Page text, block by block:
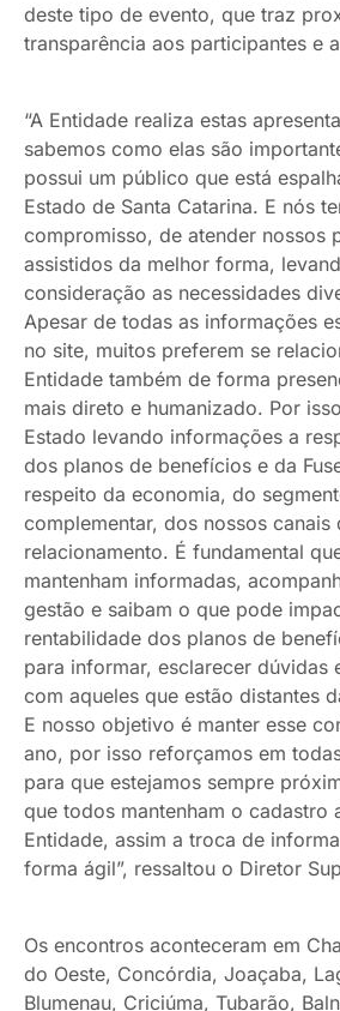
deste tipo de evento, que traz
transparência aos participantes e
“A Entidade realiza estas
sabemos como elas são
possui um público que está
Estado de Santa Catarina. E nós
compromisso, de atender nossos
assistidos da melhor forma,
consideração as necessidades
Apesar de todas as informações
no site, muitos preferem se
Entidade também de forma
mais direto e humanizado. Por
Estado levando informações a
dos planos de benefícios e da
respeito da economia, do
complementar, dos nossos canais
relacionamento. É fundamental
mantenham informadas,
gestão e saibam o que pode
rentabilidade dos planos de
para informar, esclarecer dúvidas
com aqueles que estão distantes
E nosso objetivo é manter esse
ano, por isso reforçamos em
para que estejamos sempre
que todos mantenham o cadastro
Entidade, assim a troca de
forma ágil”, ressaltou o Diretor
Os encontros aconteceram em
do Oeste, Concórdia, Joaçaba,
Blumenau, Criciúma, Tubarão,